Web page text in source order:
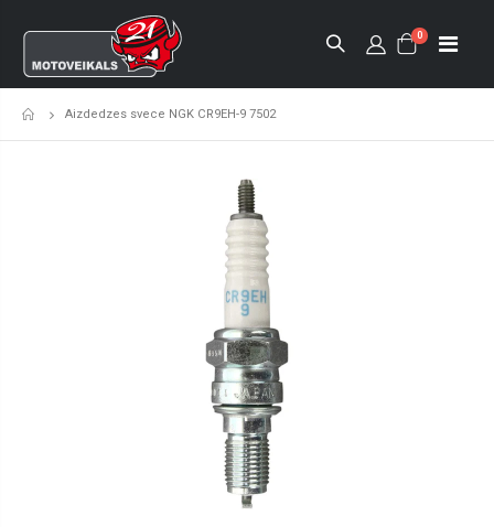
0
Sākumlapa
Aizdedzes svece NGK CR9EH-9 7502